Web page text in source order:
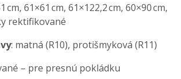
cm, 61×61 cm, 61×122,2 cm, 60×90 cm,
rektifikované
: matná (R10), protišmyková (R11)
– pre presnú pokládku